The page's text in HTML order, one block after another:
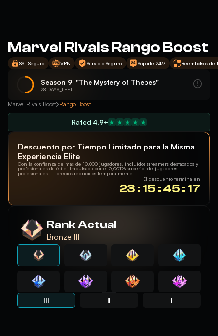
Marvel Rivals Rango Boost
SSL Seguro VPN Servicio Seguro Soporte 24/7 Reembolsos de
Season 9: "The Mystery of Thebes"
28 DAYS_LEFT
Marvel Rivals Boost Rango Boost
Rated 4.9+
Descuento por Tiempo Limitado para la Misma
Experiencia Elite
Con la confianza de más de 10.000 jugadores, incluidos streamers destacados y
profesionales de élite. Impulsado por el 0,001% superior de jugadores
profesionales — precios reducidos temporalmente
El descuento termina en
23 : 15 : 45 : 17
Rank Actual
Bronze III
III II I